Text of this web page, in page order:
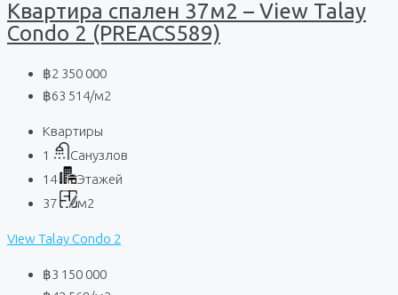
Квартира спален 37м2 – View Talay
Condo 2 (PREACS589)
฿2 350 000
฿63 514/м2
Квартиры
1
Санузлов
14
Этажей
37
м2
View Talay Condo 2
฿3 150 000